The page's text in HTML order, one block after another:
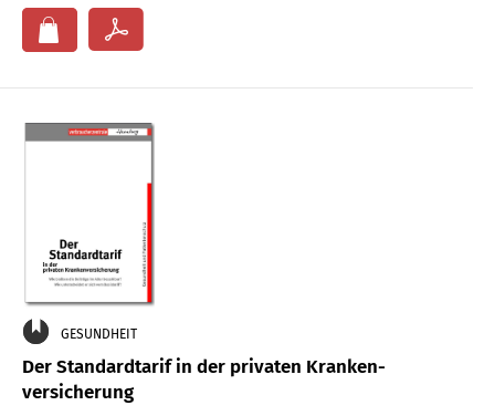
GESUNDHEIT
Der Standard­tarif in der privaten Kranken­
versicherung